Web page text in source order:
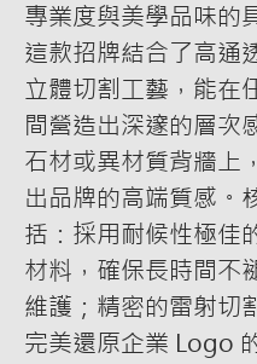
專業度與美學品味的
這款招牌結合了高通
立體切割工藝，能在
間營造出深邃的層次
石材或異材質背牆上
出品牌的高端質感。
括：採用耐候性極佳
材料，確保長時間不
維護；精密的雷射切
完美還原企業 Logo